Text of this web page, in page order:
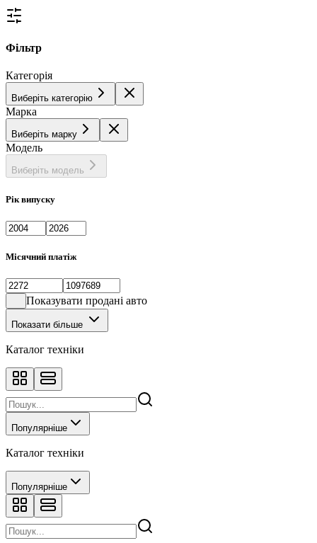
Фільтр
Категорія
Виберіть категорію
Марка
Виберіть марку
Модель
Виберіть модель
Рік випуску
Місячний платіж
Показувати продані авто
Показати більше
Каталог техніки
Популярніше
Каталог техніки
Популярніше